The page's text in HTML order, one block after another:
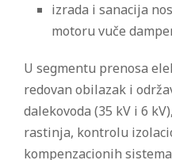
izrada i sanacija
motoru vuče
U segmentu prenosa
redovan obilazak i
dalekovoda (35 kV i 6
rastinja, kontrolu
kompenzacionih